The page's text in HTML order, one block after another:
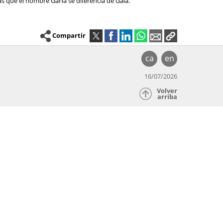
Compartir
ca en
16/07/2026
Volver
arriba